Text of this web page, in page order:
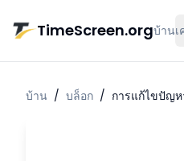
TimeScreen.orgบ้าน
บ้าน / บล็อก / การแก้ไขปัญ